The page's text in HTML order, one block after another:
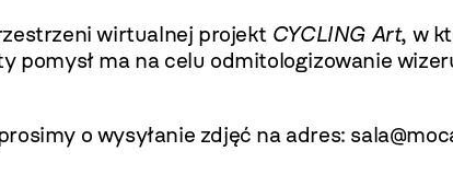
wirtualnej projektCYCLING Art, w
pomysł ma na celu odmitologizowanie
o wysyłanie zdjęć na adres: